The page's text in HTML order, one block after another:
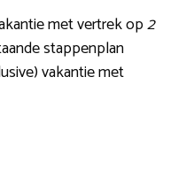
met vertrek op2
stappenplan
vakantie met